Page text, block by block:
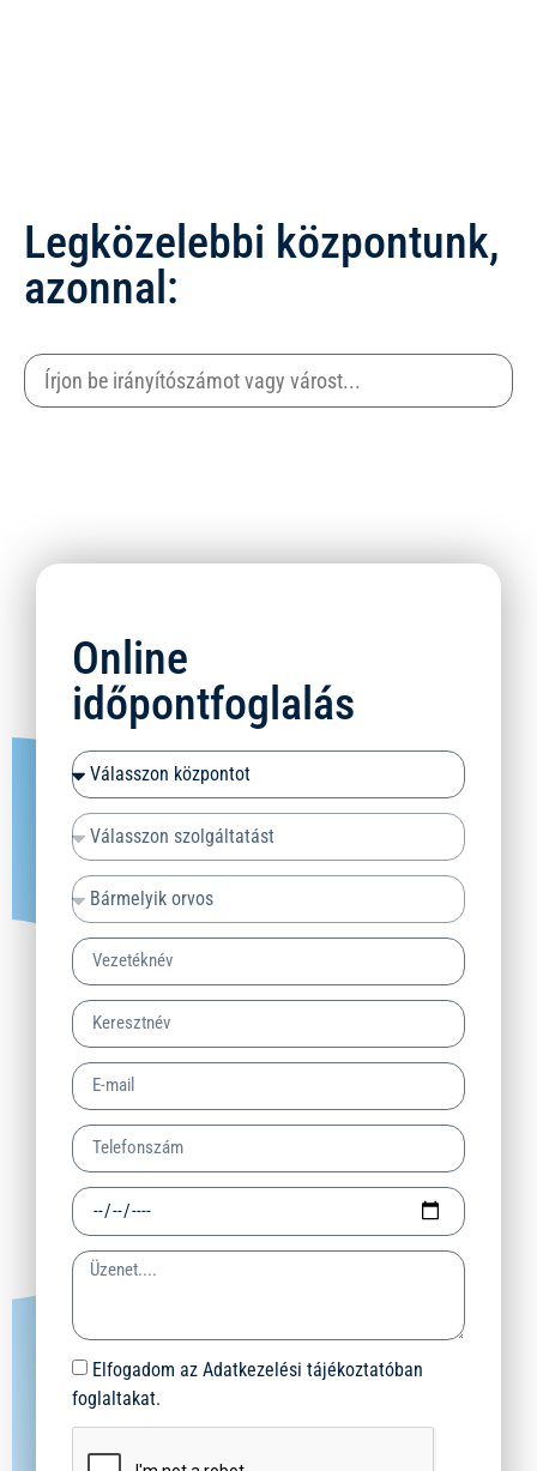
Legközelebbi központunk,
azonnal:
Online
időpontfoglalás
Elfogadom az Adatkezelési tájékoztatóban
foglaltakat.